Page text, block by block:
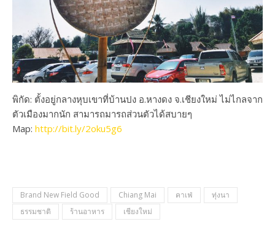
พิกัด: ตั้งอยู่กลางหุบเขาที่บ้านปง อ.หางดง จ.เชียงใหม่ ไม่ไกลจาก
ตัวเมืองมากนัก สามารถมารถส่วนตัวได้สบายๆ
Map: http://bit.ly/2oku5g6
Brand New Field Good Chiang Mai คาเฟ่
ทุ่งนา
ธรรมชาติ
ร้านอาหาร เชียงใหม่